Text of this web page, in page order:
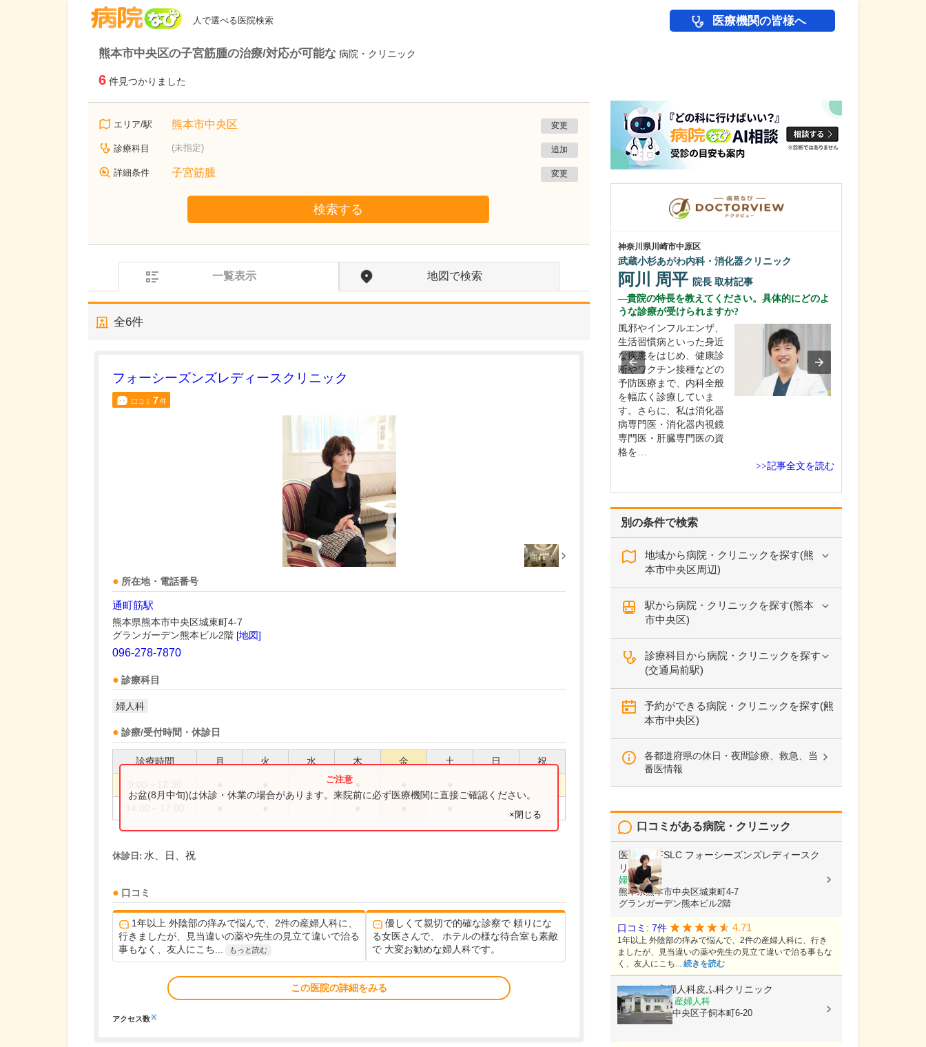
人で選べる医院検索 医療機関の皆様へ
熊本市中央区の子宮筋腫の治療/対応が可能な 病院・クリニック
6 件見つかりました
エリア/駅 熊本市中央区 変更
診療科目 (未指定) 追加
詳細条件 子宮筋腫 変更
検索する
一覧表示 地図で検索
全6件
フォーシーズンズレディースクリニック
口コミ 7件
所在地・電話番号
通町筋駅
熊本県熊本市中央区城東町4-7
グランガーデン熊本ビル2階 [地図]
096-278-7870
診療科目
婦人科
診療/受付時間・休診日
診療時間 月 火 水 木 金 土 日 祝
お盆(8月中旬)は休診・休業の場合があります。来院前に必ず医療機関に直接ご確認ください。
×閉じる
休診日: 水、日、祝
口コミ
1年以上 外陰部の痒みで悩んで、2件の産婦人科に、
行きましたが、見当違いの薬や先生の見立て違いで治る
事もなく、友人にこち...
もっと読む
優しくて親切で的確な診察で 頼りにな
る女医さんで、 ホテルの様な待合室も素敵
で 大変お勧めな婦人科です。
この医院の詳細をみる
アクセス数※
別の条件で検索
地域から病院・クリニックを探す(熊
本市中央区周辺)
駅から病院・クリニックを探す(熊本
市中央区)
診療科目から病院・クリニックを探す
(交通局前駅)
予約ができる病院・クリニックを探す(熊
本市中央区)
各都道府県の休日・夜間診療、救急、当
番医情報
口コミがある病院・クリニック
医療法人FSLC フォーシーズンズレディースク
リニック
婦人科
熊本県熊本市中央区城東町4-7
グランガーデン熊本ビル2階
口コミ: 7件 4.71
1年以上 外陰部の痒みで悩んで、2件の産婦人科に、行き
ましたが、見当違いの薬や先生の見立て違いで治る事もな
く、友人にこち... 続きを読む
よしむら産婦人科皮ふ科クリニック
内科, 皮膚科, 産婦人科
熊本県熊本市中央区子飼本町6-20
熊本県熊本市南区
たかしお内科ハートクリニック
高潮 征爾院長
育成に取り組みつつ、高
度…
神奈川県川崎市中原区
武蔵小杉あがわ内科・消化器クリニック
阿川 周平 院長 取材記事
貴院の特長を教えてください。具体的にどのよ
うな診療が受けられますか?
風邪やインフルエンザ、
生活習慣病といった身近
な疾患をはじめ、健康診
断やワクチン接種などの
予防医療まで、内科全般
を幅広く診療していま
す。さらに、私は消化器
病専門医・消化器内視鏡
専門医・肝臓専門医の資
格を…
>>記事全文を読む